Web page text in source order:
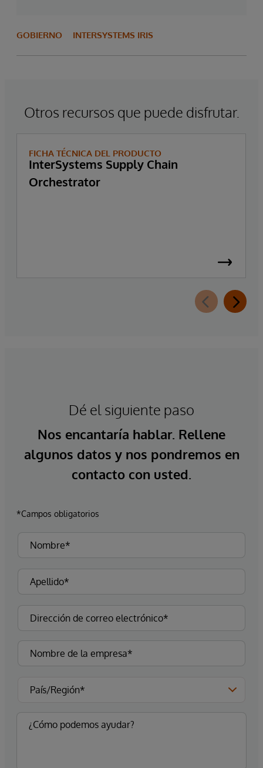
GOBIERNO INTERSYSTEMS IRIS
Otros recursos que puede disfrutar.
FICHA TÉCNICA DEL PRODUCTO
InterSystems Supply Chain
Orchestrator
Dé el siguiente paso
Nos encantaría hablar. Rellene
algunos datos y nos pondremos en
contacto con usted.
*Campos obligatorios